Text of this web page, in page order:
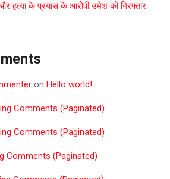
हत्या के प्रयास के आरोपी उमेश को गिरफ्तार
on Hello world!
Comments (Paginated)
Comments (Paginated)
Comments (Paginated)